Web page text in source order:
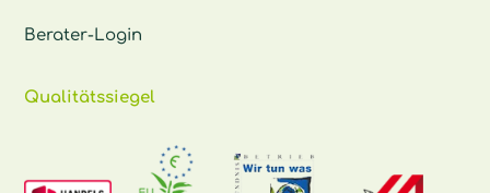
Berater-Login
Qualitätssiegel